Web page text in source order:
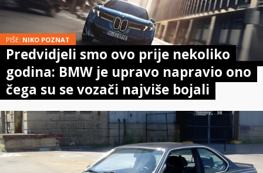
PIŠE: NIKO POZNAT
Predvidjeli smo ovo prije nekoliko
godina: BMW je upravo napravio ono
čega su se vozači najviše bojali